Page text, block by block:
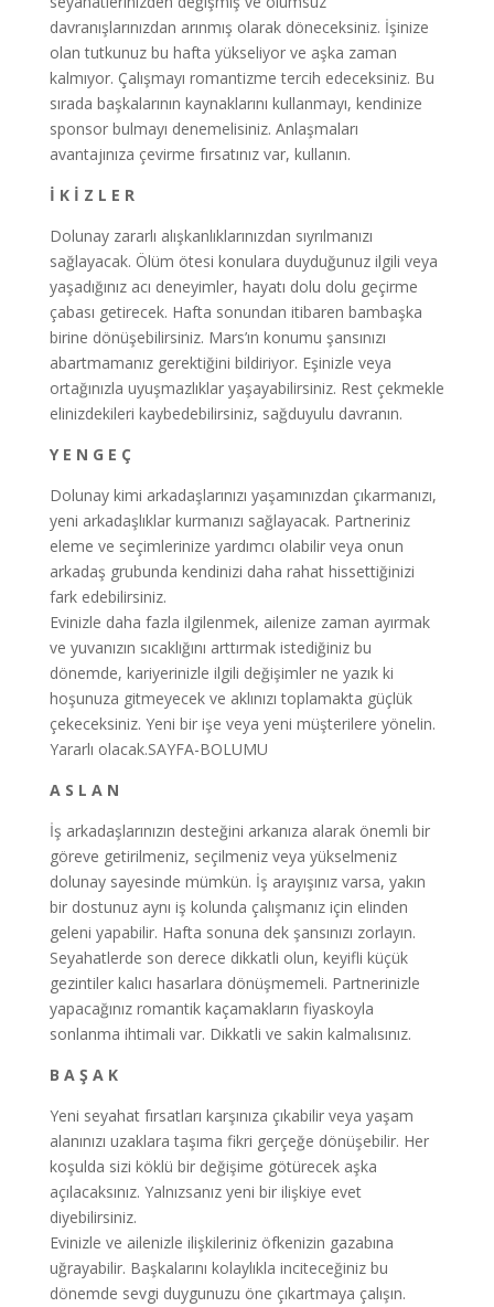
davranışlarınızdan arınmış olarak döneceksiniz. İşinize
olan tutkunuz bu hafta yükseliyor ve aşka zaman
kalmıyor. Çalışmayı romantizme tercih edeceksiniz. Bu
sırada başkalarının kaynaklarını kullanmayı, kendinize
sponsor bulmayı denemelisiniz. Anlaşmaları
avantajınıza çevirme fırsatınız var, kullanın.
İ K İ Z L E R
Dolunay zararlı alışkanlıklarınızdan sıyrılmanızı
sağlayacak. Ölüm ötesi konulara duyduğunuz ilgili veya
yaşadığınız acı deneyimler, hayatı dolu dolu geçirme
çabası getirecek. Hafta sonundan itibaren bambaşka
birine dönüşebilirsiniz. Mars’ın konumu şansınızı
abartmamanız gerektiğini bildiriyor. Eşinizle veya
ortağınızla uyuşmazlıklar yaşayabilirsiniz. Rest çekmekle
elinizdekileri kaybedebilirsiniz, sağduyulu davranın.
Y E N G E Ç
Dolunay kimi arkadaşlarınızı yaşamınızdan çıkarmanızı,
yeni arkadaşlıklar kurmanızı sağlayacak. Partneriniz
eleme ve seçimlerinize yardımcı olabilir veya onun
arkadaş grubunda kendinizi daha rahat hissettiğinizi
fark edebilirsiniz.
Evinizle daha fazla ilgilenmek, ailenize zaman ayırmak
ve yuvanızın sıcaklığını arttırmak istediğiniz bu
dönemde, kariyerinizle ilgili değişimler ne yazık ki
hoşunuza gitmeyecek ve aklınızı toplamakta güçlük
çekeceksiniz. Yeni bir işe veya yeni müşterilere yönelin.
Yararlı olacak.SAYFA-BOLUMU
A S L A N
İş arkadaşlarınızın desteğini arkanıza alarak önemli bir
göreve getirilmeniz, seçilmeniz veya yükselmeniz
dolunay sayesinde mümkün. İş arayışınız varsa, yakın
bir dostunuz aynı iş kolunda çalışmanız için elinden
geleni yapabilir. Hafta sonuna dek şansınızı zorlayın.
Seyahatlerde son derece dikkatli olun, keyifli küçük
gezintiler kalıcı hasarlara dönüşmemeli. Partnerinizle
yapacağınız romantik kaçamakların fiyaskoyla
sonlanma ihtimali var. Dikkatli ve sakin kalmalısınız.
B A Ş A K
Yeni seyahat fırsatları karşınıza çıkabilir veya yaşam
alanınızı uzaklara taşıma fikri gerçeğe dönüşebilir. Her
koşulda sizi köklü bir değişime götürecek aşka
açılacaksınız. Yalnızsanız yeni bir ilişkiye evet
diyebilirsiniz.
Evinizle ve ailenizle ilişkileriniz öfkenizin gazabına
uğrayabilir. Başkalarını kolaylıkla inciteceğiniz bu
dönemde sevgi duygunuzu öne çıkartmaya çalışın.